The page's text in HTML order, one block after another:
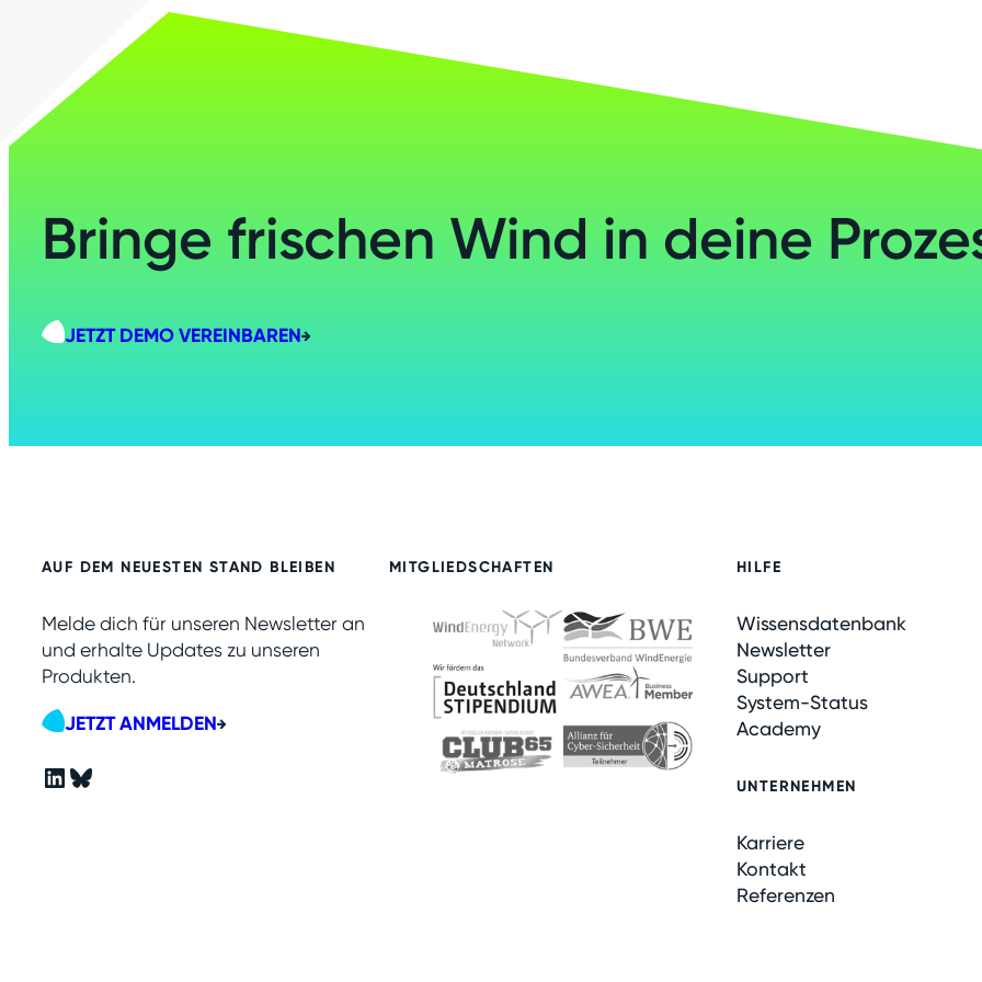
Bringe frischen Wind in deine
JETZT DEMO VEREINBAREN
AUF DEM NEUESTEN STAND BLEIBEN
Melde dich für unseren Newsletter an
und erhalte Updates zu unseren
Produkten.
JETZT ANMELDEN
LinkedIn Bluesky
MITGLIEDSCHAFTEN HILFE
Wissensdatenbank
Newsletter
Support
System-Status
Academy
UNTERNEHMEN
Karriere
Kontakt
Referenzen